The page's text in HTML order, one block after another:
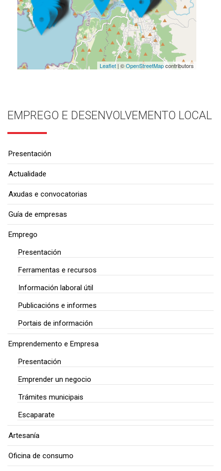
Leaflet| ©OpenStreetMapcontributors
EMPREGO E DESENVOLVEMENTO LOCAL
Presentación
Actualidade
Axudas e convocatorias
Guía de empresas
Emprego
Presentación
Ferramentas e recursos
Información laboral útil
Publicacións e informes
Portais de información
Emprendemento e Empresa
Presentación
Emprender un negocio
Trámites municipais
Escaparate
Artesanía
Oficina de consumo